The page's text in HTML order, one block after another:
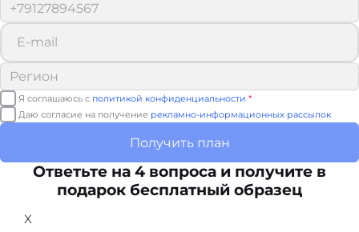
Я соглашаюсь с политикой конфиденциальности *
Даю согласие на получение рекламно-информационных рассылок
Получить план
Ответьте на 4 вопроса и получите в
подарок бесплатный образец
X